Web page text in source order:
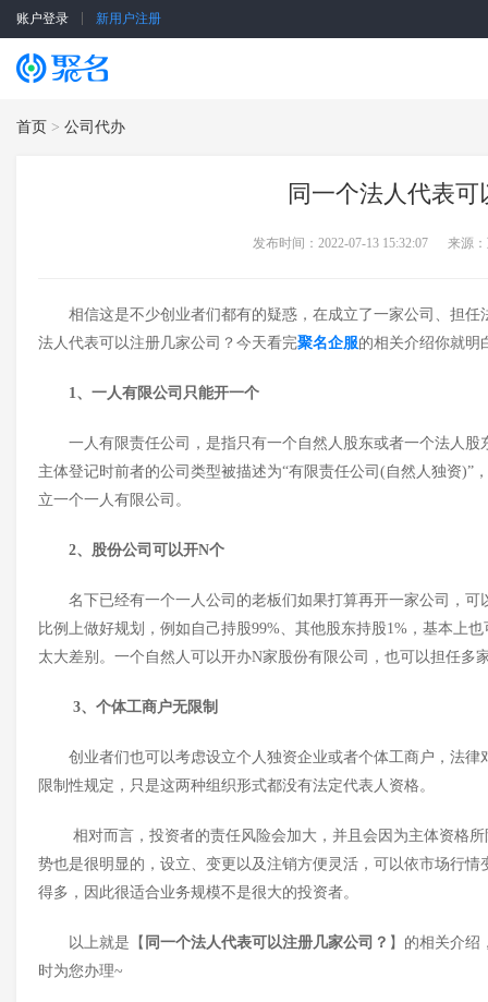
账户登录 新用户注册
首页 > 公司代办
同一个法人代表
发布时间：2022-07-13 15:32:07 来源
相信这是不少创业者们都有的疑惑，在成立了一家公司、担
法人代表可以注册几家公司？今天看完聚名企服的相关介绍你就明
1、 一人有限公司只能开一个
一人有限责任公司，是指只有一个自然人股东或者一个法人
主体登记时前者的公司类型被描述为“有限责任公司(自然人独资)”
立一个一人有限公司。
2、 股份公司可以开N个
名下已经有一个一人公司的老板们如果打算再开一家公司，
比例上做好规划，例如自己持股99%、其他股东持股1%，基本上
太大差别。一个自然人可以开办N家股份有限公司，也可以担任多
3、 个体工商户无限制
创业者们也可以考虑设立个人独资企业或者个体工商户，法
限制性规定，只是这两种组织形式都没有法定代表人资格。
相对而言，投资者的责任风险会加大，并且会因为主体资格
势也是很明显的，设立、变更以及注销方便灵活，可以依市场行
得多，因此很适合业务规模不是很大的投资者。
以上就是【 同一个法人代表可以注册几家公司？ 】 的相关介绍
时为您办理~